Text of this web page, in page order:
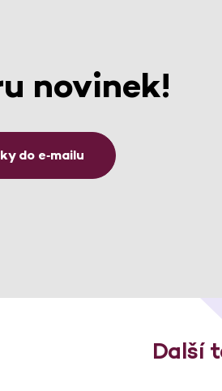
novinek!
do e‑mailu
Další